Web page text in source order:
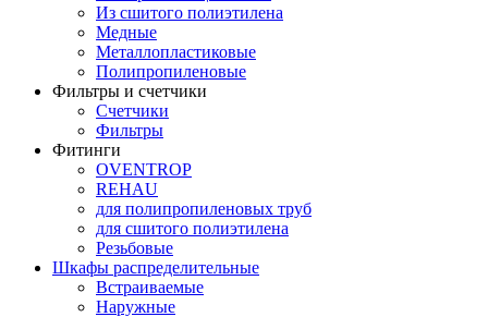
Из сшитого полиэтилена
Медные
Металлопластиковые
Полипропиленовые
Фильтры и счетчики
Счетчики
Фильтры
Фитинги
OVENTROP
REHAU
для полипропиленовых труб
для сшитого полиэтилена
Резьбовые
Шкафы распределительные
Встраиваемые
Наружные